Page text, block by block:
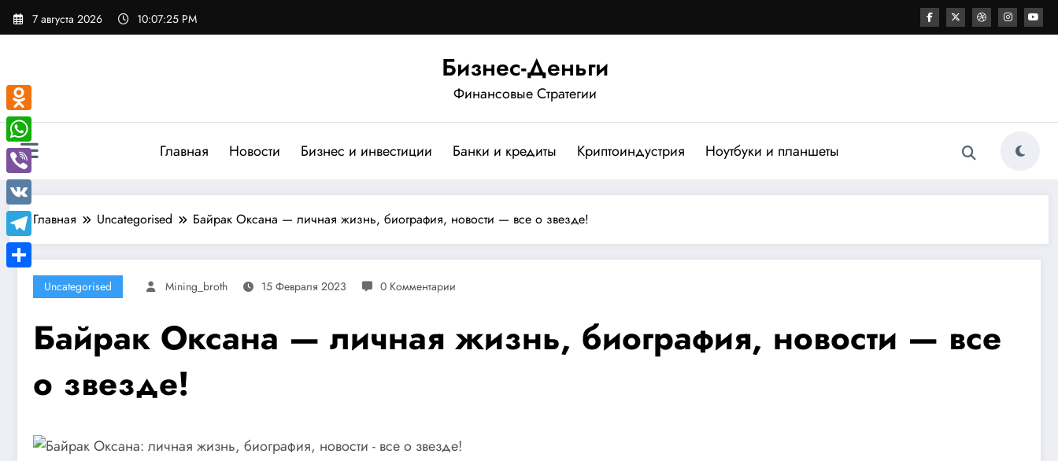
Перейти
7 августа 2026 10:07:26 PM
Бизнес-Деньги
Финансовые Стратегии
Главная Новости Бизнес и инвестиции Банки и кредиты Криптоиндустрия Ноутбуки и планшеты
Главная Uncategorised Байрак Оксана — личная жизнь, биография, новости — все о звезде!
Uncategorised Mining_broth 15 Февраля 2023 0 Комментарии
Байрак Оксана — личная жизнь, биография, новости — все
о звезде!
Odnoklassniki
WhatsApp
Viber
VK
Telegram
Отправить